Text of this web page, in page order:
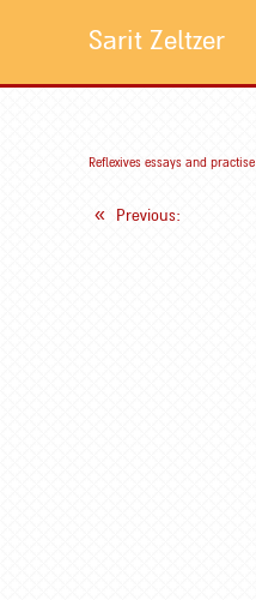
Sarit Zeltzer
Reflexives essays and practise
« Previous: